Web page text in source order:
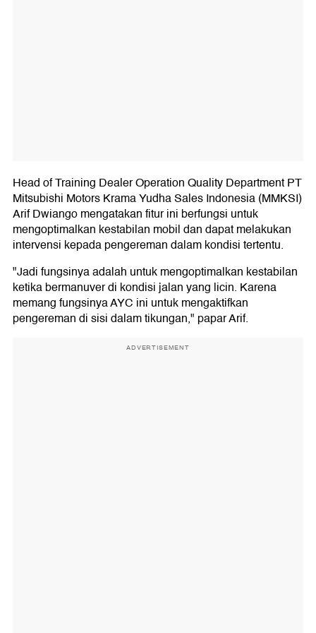
Head of Training Dealer Operation Quality Department PT
Mitsubishi Motors Krama Yudha Sales Indonesia (MMKSI)
Arif Dwiango mengatakan fitur ini berfungsi untuk
mengoptimalkan kestabilan mobil dan dapat melakukan
intervensi kepada pengereman dalam kondisi tertentu.
"Jadi fungsinya adalah untuk mengoptimalkan kestabilan
ketika bermanuver di kondisi jalan yang licin. Karena
memang fungsinya AYC ini untuk mengaktifkan
pengereman di sisi dalam tikungan," papar Arif.
ADVERTISEMENT